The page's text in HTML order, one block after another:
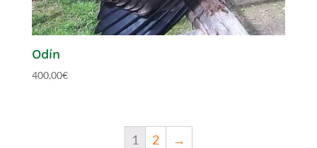
Odín
400,00€
1 2 →